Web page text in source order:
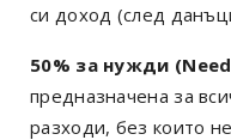
си доход (след
50% за нужди
предназначена за
разходи, без които